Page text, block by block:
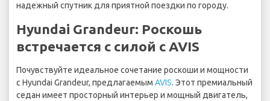
надежный спутник для приятной поездки по городу.
Hyundai Grandeur: Роскошь
встречается с силой с AVIS
Почувствуйте идеальное сочетание роскоши и мощности
с Hyundai Grandeur, предлагаемым AVIS. Этот премиальный
седан имеет просторный интерьер и мощный двигатель,